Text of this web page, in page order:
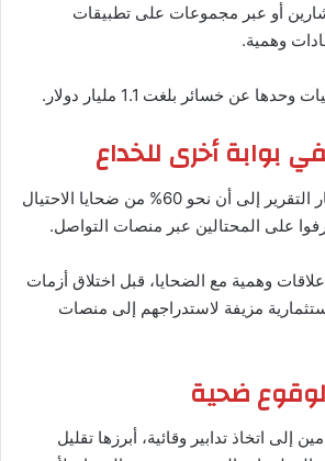
أو عبر مجموعات على تطبيقات
وهمية.
عن خسائر بلغت 1.1 مليار دولار.
بوابة أخرى للخداع
وفي سياق متصل، أشار التقرير إلى أن نحو 60% من ضحايا الاحتيال
وهمية مع الضحايا، قبل اختلاق أزمات
مزيفة لاستدراجهم إلى منصات
ضحية
إلى اتخاذ تدابير وقائية، أبرزها تقليل